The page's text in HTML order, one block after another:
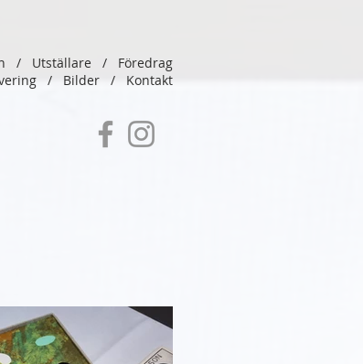
/ Utställare / Föredrag
/ Bilder / Kontakt